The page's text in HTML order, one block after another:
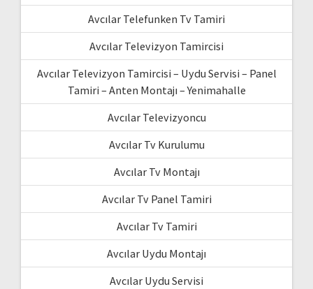
Avcılar Telefunken Tv Tamiri
Avcılar Televizyon Tamircisi
Avcılar Televizyon Tamircisi – Uydu Servisi – Panel
Tamiri – Anten Montajı – Yenimahalle
Avcılar Televizyoncu
Avcılar Tv Kurulumu
Avcılar Tv Montajı
Avcılar Tv Panel Tamiri
Avcılar Tv Tamiri
Avcılar Uydu Montajı
Avcılar Uydu Servisi